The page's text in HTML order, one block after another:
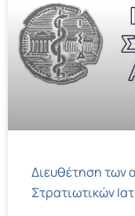
Διευθέτηση των
Στρατιωτικών